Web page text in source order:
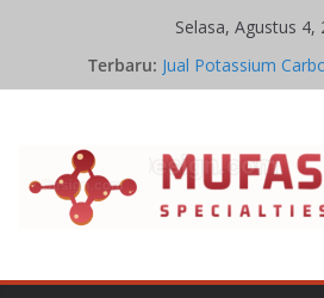
Selasa, Agustus 4,
Terbaru: Jual Potassium
Harga Potassium
Kesetimbangan